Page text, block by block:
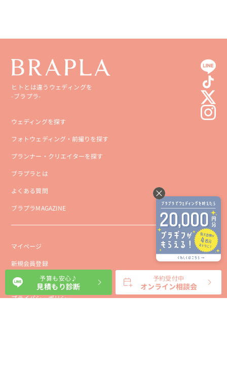
ヒトとは違うウェディングを
-ブラプラ-
ウェディングを探す
フォトウェディング・前撮りを探す
プランナー・クリエイターを探す
ブラプラとは
よくある質問
ブラプラMAGAZINE
マイページ
新規会員登録
会社概要
プライバシーポリシー
予算も安心♪
見積もり診断
予約受付中
オンライン相談会